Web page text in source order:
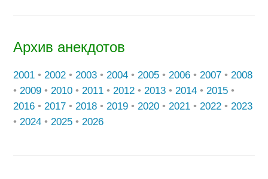
Архив анекдотов
2001 • 2002 • 2003 • 2004 • 2005 • 2006 • 2007 • 2008
• 2009 • 2010 • 2011 • 2012 • 2013 • 2014 • 2015 •
2016 • 2017 • 2018 • 2019 • 2020 • 2021 • 2022 • 2023
• 2024 • 2025 • 2026